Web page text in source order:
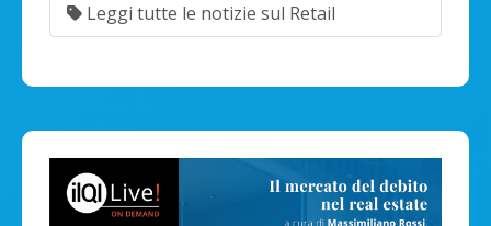
Leggi tutte le notizie sul Retail